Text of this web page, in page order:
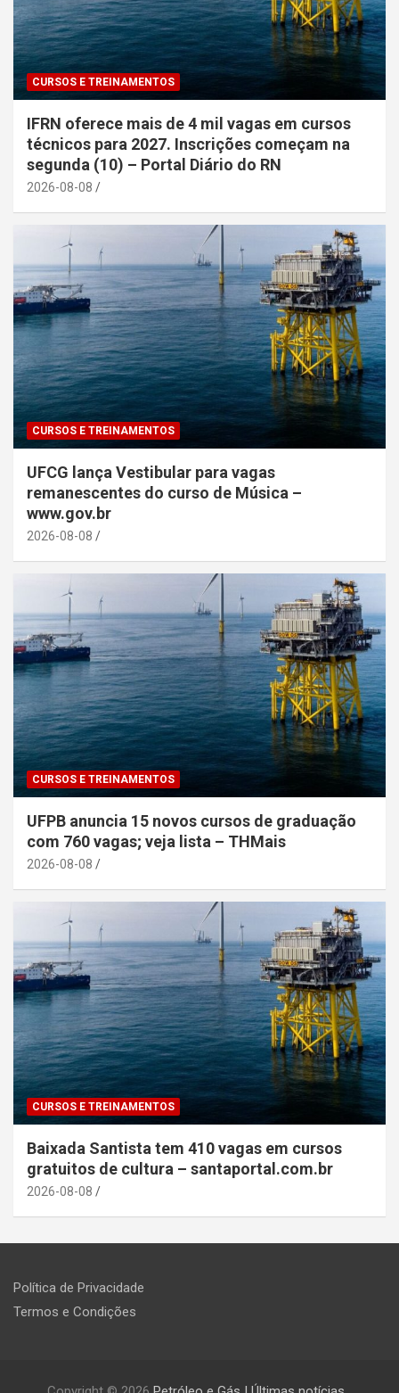
CURSOS E TREINAMENTOS
IFRN oferece mais de 4 mil vagas em cursos
técnicos para 2027. Inscrições começam na
segunda (10) – Portal Diário do RN
2026-08-08
CURSOS E TREINAMENTOS
UFCG lança Vestibular para vagas
remanescentes do curso de Música –
www.gov.br
2026-08-08
CURSOS E TREINAMENTOS
UFPB anuncia 15 novos cursos de graduação
com 760 vagas; veja lista – THMais
2026-08-08
CURSOS E TREINAMENTOS
Baixada Santista tem 410 vagas em cursos
gratuitos de cultura – santaportal.com.br
2026-08-08
Política de Privacidade
Termos e Condições